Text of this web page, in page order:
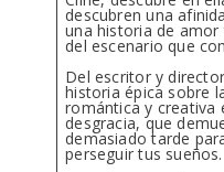
descubren una
una historia de
del escenario que
Del escritor y
historia épica sobre
romántica y creativa
desgracia, que
demasiado tarde
perseguir tus sueños.